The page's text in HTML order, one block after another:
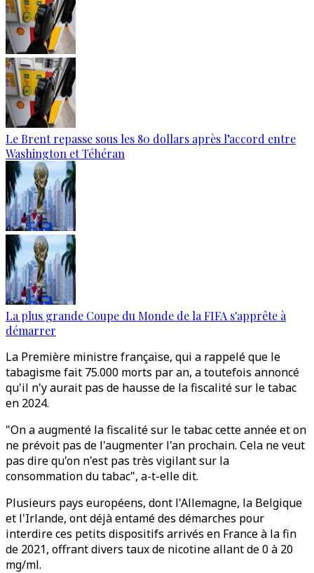
Le Brent repasse sous les 80 dollars après l’accord entre
Washington et Téhéran
La plus grande Coupe du Monde de la FIFA s'apprête à
démarrer
La Première ministre française, qui a rappelé que le
tabagisme fait 75.000 morts par an, a toutefois annoncé
qu'il n'y aurait pas de hausse de la fiscalité sur le tabac
en 2024.
"On a augmenté la fiscalité sur le tabac cette année et on
ne prévoit pas de l'augmenter l'an prochain. Cela ne veut
pas dire qu'on n'est pas très vigilant sur la
consommation du tabac", a-t-elle dit.
Plusieurs pays européens, dont l'Allemagne, la Belgique
et l'Irlande, ont déjà entamé des démarches pour
interdire ces petits dispositifs arrivés en France à la fin
de 2021, offrant divers taux de nicotine allant de 0 à 20
mg/ml.